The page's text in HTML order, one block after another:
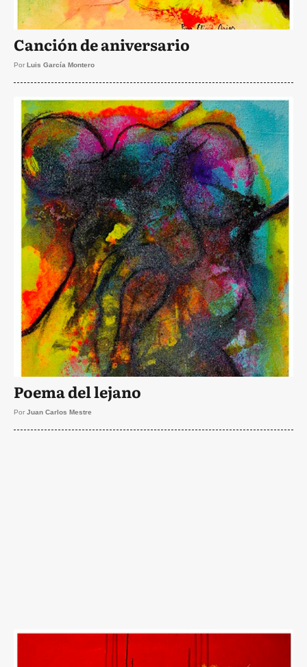
Canción de aniversario
Por Luis García Montero
Poema del lejano
Por Juan Carlos Mestre